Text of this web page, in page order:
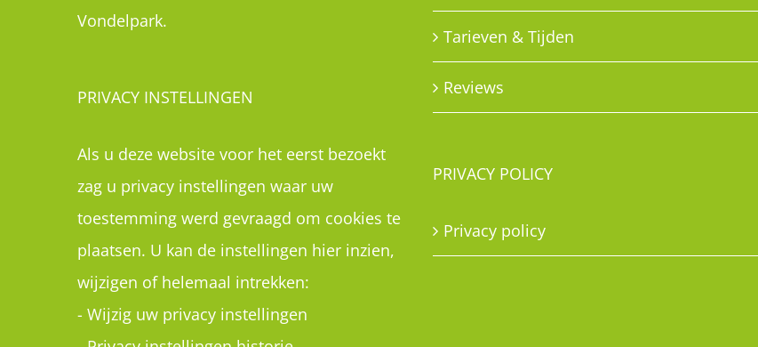
Vondelpark.
PRIVACY INSTELLINGEN
Als u deze website voor het eerst bezoekt
zag u privacy instellingen waar uw
toestemming werd gevraagd om cookies te
plaatsen. U kan de instellingen hier inzien,
wijzigen of helemaal intrekken:
- Wijzig uw privacy instellingen
Tarieven & Tijden
Reviews
PRIVACY POLICY
Privacy policy